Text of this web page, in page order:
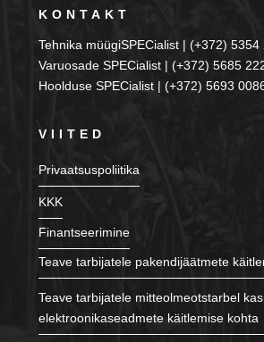
KONTAKT
Tehnika müügiSPECialist | (+372) 5354
Varuosade SPECialist | (+372) 5685
Hoolduse SPECialist | (+372) 5693
VIITED
Privaatsuspoliitika
KKK
Finantseerimine
Teave tarbijatele pakendijäätmete
Teave tarbijatele mitteolmeotstarbel
elektroonikaseadmete käitlemise kohta